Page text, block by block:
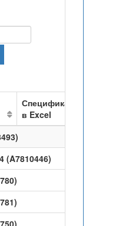
Спецификация
в Excel
(A7810446)